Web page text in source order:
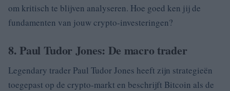
om kritisch te blijven analyseren. Hoe goed ken jij de
fundamenten van jouw crypto-investeringen?
8. Paul Tudor Jones: De macro trader
Legendary trader Paul Tudor Jones heeft zijn strategieën
toegepast op de crypto-markt en beschrijft Bitcoin als de